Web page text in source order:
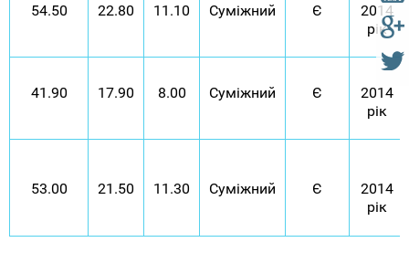
54.50 22.80 11.10 Суміжний Є
2014
рік
41.90 17.90 8.00 Суміжний Є
2014
рік
53.00 21.50 11.30 Суміжний Є
2014
рік